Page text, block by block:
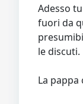
Adesso
fuori da
le discuti.
La